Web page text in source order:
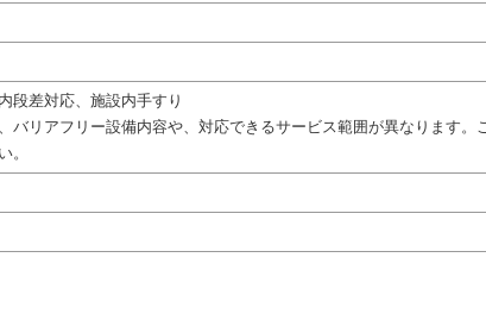
段差対応、施設内手すり
バリアフリー設備内容や、対応できるサービス範囲が異なります
。